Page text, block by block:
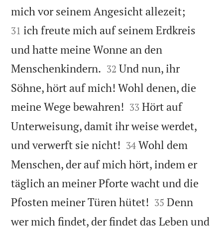
mich vor seinem Angesicht allezeit;
31 ich freute mich auf seinem Erdkreis
und hatte meine Wonne an den
Menschenkindern. 

32 Und nun, ihr
Söhne, hört auf mich! Wohl denen, die
meine Wege bewahren! 

33 Hört auf
Unterweisung, damit ihr weise werdet,
und verwerft sie nicht! 

34 Wohl dem
Menschen, der auf mich hört, indem er
täglich an meiner Pforte wacht und die
Pfosten meiner Türen hütet! 

35 Denn
wer mich findet, der findet das Leben und